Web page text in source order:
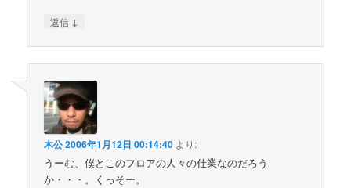
返信 ↓
木公2006年1月12日 00:14:40 より:
うーむ、僕とこのフロアの人々の仕業なのだろう
か・・・。くっそー。